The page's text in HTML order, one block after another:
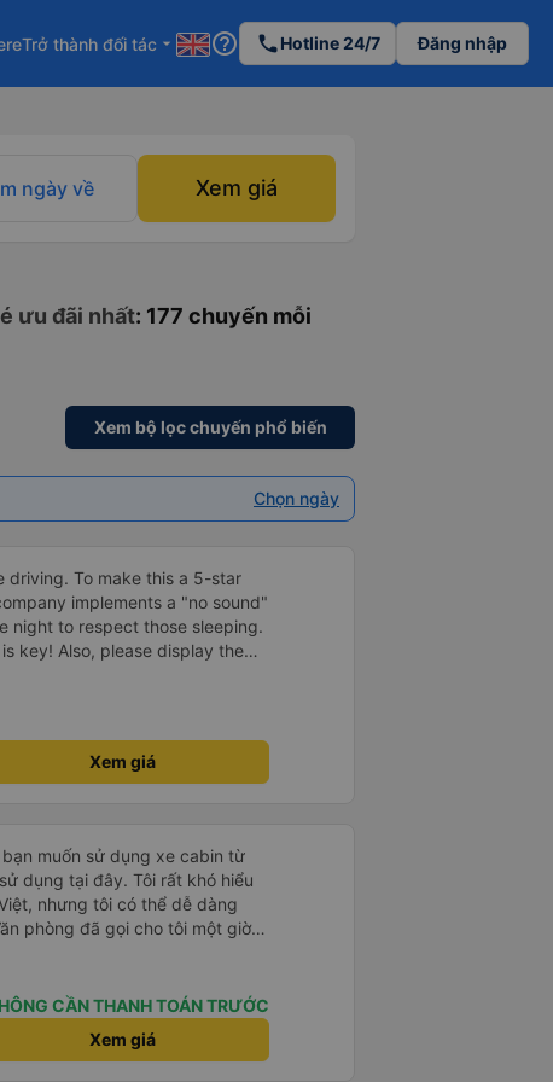
Trở thành đối tác arrow_drop_down help_outline phoneHotline 24/7 Đăng nhập
ngày về Xem giá
ưu đãi nhất: 177 chuyến mỗi
Xem bộ lọc chuyến phổ biến
Chọn ngày
driving. To make this a 5-star
implements a "no sound"
night to respect those sleeping.
key! Also, please display the
the cabin for convenience. I
quy định rõ ràng về việc giữ im
vào ban đêm để tránh làm
xe trong tương lai!
Xem giá
muốn sử dụng xe cabin từ
dụng tại đây. Tôi rất khó hiểu
nhưng tôi có thể dễ dàng
phòng đã gọi cho tôi một giờ
phải chuyển chỗ nhiều lần vì
chính sẽ đưa bạn đến điểm
nên hãy cắt vé trước và đưa cho
vé không nói được tiếng Anh
CẦN THANH TOÁN TRƯỚC
Xem giá